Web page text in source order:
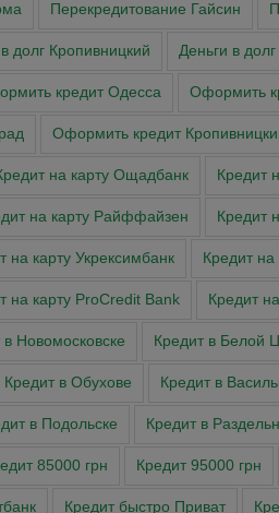
Перекредитование Гайсин
долг Кропивницкий Деньги в
кредит Одесса Оформить
Оформить кредит
на карту Ощадбанк Кредит
на карту Райффайзен Кредит
на карту Укрексимбанк Кредит
на карту ProCredit Bank Кредит
в Новомосковске Кредит в Белой
Кредит в Обухове Кредит в
в Подольске Кредит в
85000 грн Кредит 95000 грн
Кредит быстро Приват